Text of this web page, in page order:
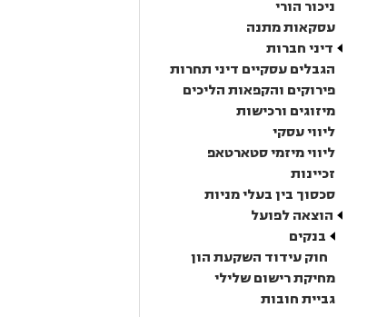
ניכור הורי
עסקאות מתנה
דיני חברות
הגבלים עסקיים דיני תחרות
פירוקים והקפאות הליכים
מיזוגים ורכישות
ליווי עסקי
ליווי מיזמי סטארטאפ
זכיינות
סכסוך בין בעלי מניות
הוצאה לפועל
בנקים
חוק עידוד השקעת הון
מחיקת רישום שלילי
גביית חובות